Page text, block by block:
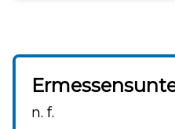
n. f.